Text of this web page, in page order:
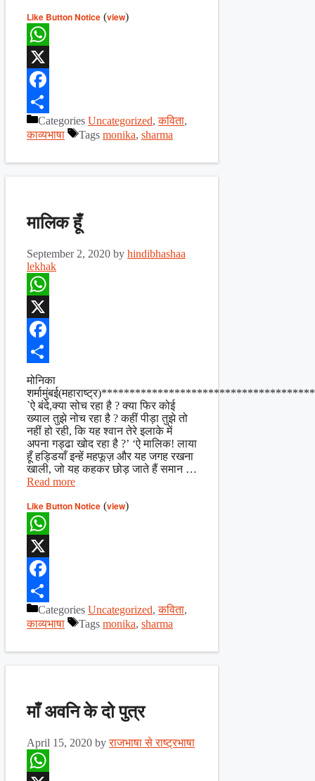
Like Button Notice (view)
WhatsApp
X
Facebook
ShareCategories Uncategorized,कविता,
काव्यभाषा
Tags monika, sharma
मालिक हूँ
September 2, 2020 by hindibhashaa
lekhak
WhatsApp
X
Facebook
Share
मोनिका
`ऐ बंदे,क्या सोच रहा है ? क्या फिर कोई
ख्याल तुझे नोच रहा है ? कहीं पीड़ा तुझे तो
नहीं हो रही, कि यह श्वान तेरे इलाके में
अपना गड्ढा खोद रहा है ?’ ‘ऐ मालिक! लाया
हूँ हड्डियाँ इन्हें महफूज़ और यह जगह रखना
खाली, जो यह कहकर छोड़ जाते हैं समान …
Read more
Like Button Notice (view)
WhatsApp
X
Facebook
ShareCategories Uncategorized,कविता,
काव्यभाषा
Tags monika, sharma
माँ अवनि के दो पुत्र
April 15, 2020 byराजभाषा से राष्ट्रभाषा